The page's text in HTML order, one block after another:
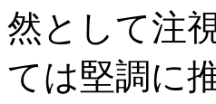
然として注
ては堅調に